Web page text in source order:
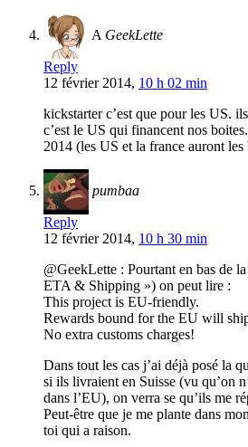
A GeekLette
Reply
12 février 2014, 10 h 02 min
kickstarter c’est que pour les US.
c’est le US qui financent nos
2014 (les US et la france auront les
pumbaa
Reply
12 février 2014, 10 h 30 min
@GeekLette : Pourtant en bas de
ETA & Shipping ») on peut lire :
This project is EU-friendly.
Rewards bound for the EU will
No extra customs charges!
Dans tout les cas j’ai déjà posé la
si ils livraient en Suisse (vu qu’on
dans l’EU), on verra se qu’ils me
Peut-être que je me plante dans
toi qui a raison.